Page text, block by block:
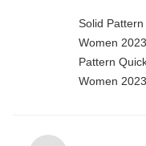
Solid
Women
Pattern
Women